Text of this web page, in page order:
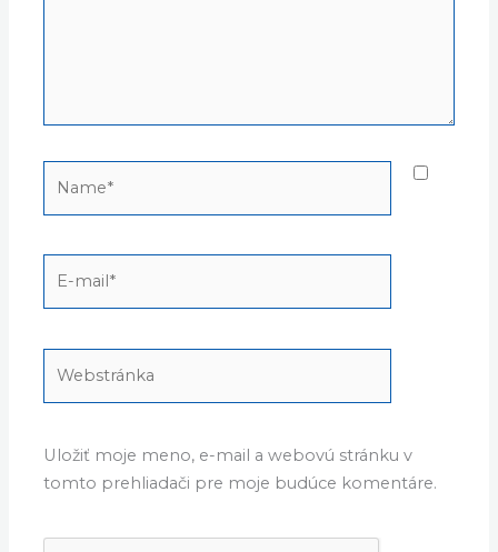
Uložiť moje meno, e-mail a webovú stránku v
tomto prehliadači pre moje budúce komentáre.